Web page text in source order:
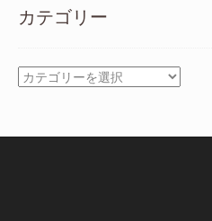
イ
カテゴリー
カ